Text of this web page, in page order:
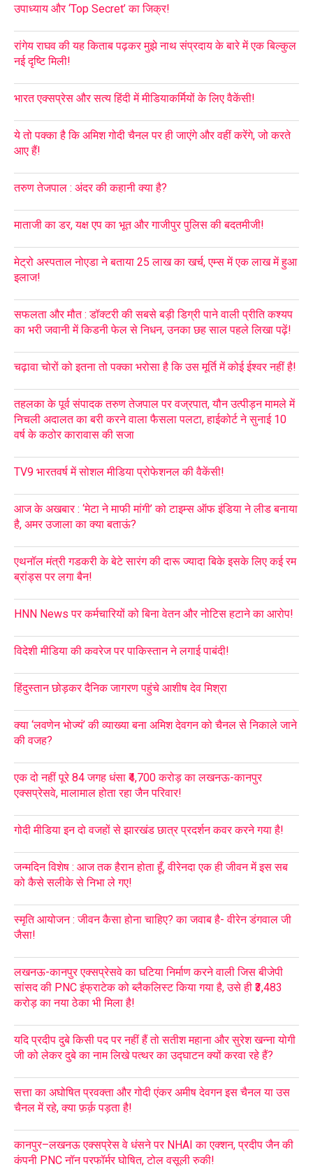
उपाध्याय और ‘Top Secret’ का जिक्र!
रांगेय राघव की यह किताब पढ़कर मुझे नाथ संप्रदाय के बारे में एक बिल्कुल
नई दृष्टि मिली!
भारत एक्सप्रेस और सत्य हिंदी में मीडियाकर्मियों के लिए वैकेंसी!
ये तो पक्का है कि अमिश गोदी चैनल पर ही जाएंगे और वहीं करेंगे, जो करते
आए हैं!
तरुण तेजपाल : अंदर की कहानी क्या है?
माताजी का डर, यक्ष एप का भूत और गाजीपुर पुलिस की बदतमीजी!
मेट्रो अस्पताल नोएडा ने बताया 25 लाख का खर्च, एम्स में एक लाख में हुआ
इलाज!
सफलता और मौत : डॉक्टरी की सबसे बड़ी डिग्री पाने वाली प्रीति कश्यप
का भरी जवानी में किडनी फेल से निधन, उनका छह साल पहले लिखा पढ़ें!
चढ़ावा चोरों को इतना तो पक्का भरोसा है कि उस मूर्ति में कोई ईश्वर नहीं है!
तहलका के पूर्व संपादक तरुण तेजपाल पर वज्रपात, यौन उत्पीड़न मामले में
निचली अदालत का बरी करने वाला फैसला पलटा, हाईकोर्ट ने सुनाई 10
वर्ष के कठोर कारावास की सजा
TV9 भारतवर्ष में सोशल मीडिया प्रोफेशनल की वैकेंसी!
आज के अखबार : ‘मेटा ने माफी मांगी’ को टाइम्स ऑफ इंडिया ने लीड बनाया
है, अमर उजाला का क्या बताऊं?
एथनॉल मंत्री गडकरी के बेटे सारंग की दारू ज्यादा बिके इसके लिए कई रम
ब्रांड्स पर लगा बैन!
HNN News पर कर्मचारियों को बिना वेतन और नोटिस हटाने का आरोप!
विदेशी मीडिया की कवरेज पर पाकिस्तान ने लगाई पाबंदी!
हिंदुस्तान छोड़कर दैनिक जागरण पहुंचे आशीष देव मिश्रा
क्या ‘लवणेन भोज्यं’ की व्याख्या बना अमिश देवगन को चैनल से निकाले जाने
की वजह?
एक दो नहीं पूरे 84 जगह धंसा ₹4,700 करोड़ का लखनऊ-कानपुर
एक्सप्रेसवे, मालामाल होता रहा जैन परिवार!
गोदी मीडिया इन दो वजहों से झारखंड छात्र प्रदर्शन कवर करने गया है!
जन्मदिन विशेष : आज तक हैरान होता हूँ, वीरेनदा एक ही जीवन में इस सब
को कैसे सलीके से निभा ले गए!
स्मृति आयोजन : जीवन कैसा होना चाहिए? का जवाब है- वीरेन डंगवाल जी
जैसा!
लखनऊ-कानपुर एक्सप्रेसवे का घटिया निर्माण करने वाली जिस बीजेपी
सांसद की PNC इंफ्राटेक को ब्लैकलिस्ट किया गया है, उसे ही ₹3,483
करोड़ का नया ठेका भी मिला है!
यदि प्रदीप दुबे किसी पद पर नहीं हैं तो सतीश महाना और सुरेश खन्ना योगी
जी को लेकर दुबे का नाम लिखे पत्थर का उद्घाटन क्यों करवा रहे हैं?
सत्ता का अघोषित प्रवक्ता और गोदी एंकर अमीष देवगन इस चैनल या उस
चैनल में रहे, क्या फ़र्क़ पड़ता है!
कानपुर–लखनऊ एक्सप्रेस वे धंसने पर NHAI का एक्शन, प्रदीप जैन की
कंपनी PNC नॉन परफॉर्मर घोषित, टोल वसूली रुकी!